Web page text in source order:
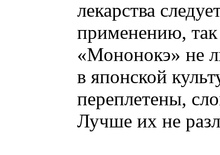
лекарства
применению,
«Мононокэ» не
в японской
переплетены,
Лучше их не